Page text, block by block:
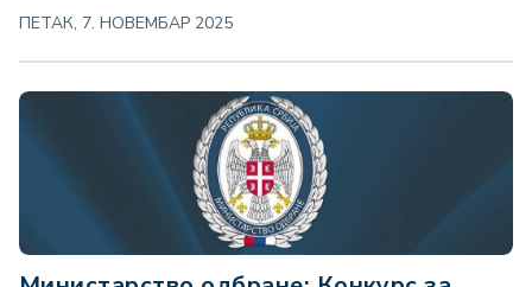
ПЕТАК, 7. НОВЕМБАР 2025